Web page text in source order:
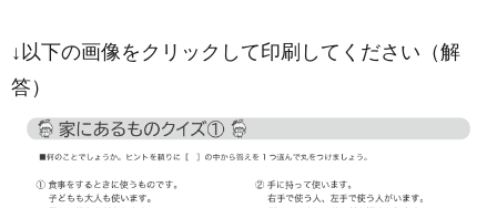
↓以下の画像をクリックして印刷してください（解
答）